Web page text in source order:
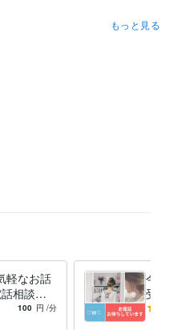
無料でできるサムネイル講座
講座
たせ
ナラ！アドバイスいたします
もっと見る
軽なお話
相談っ
でも大丈
100 円 /分
今話
受け
も☆